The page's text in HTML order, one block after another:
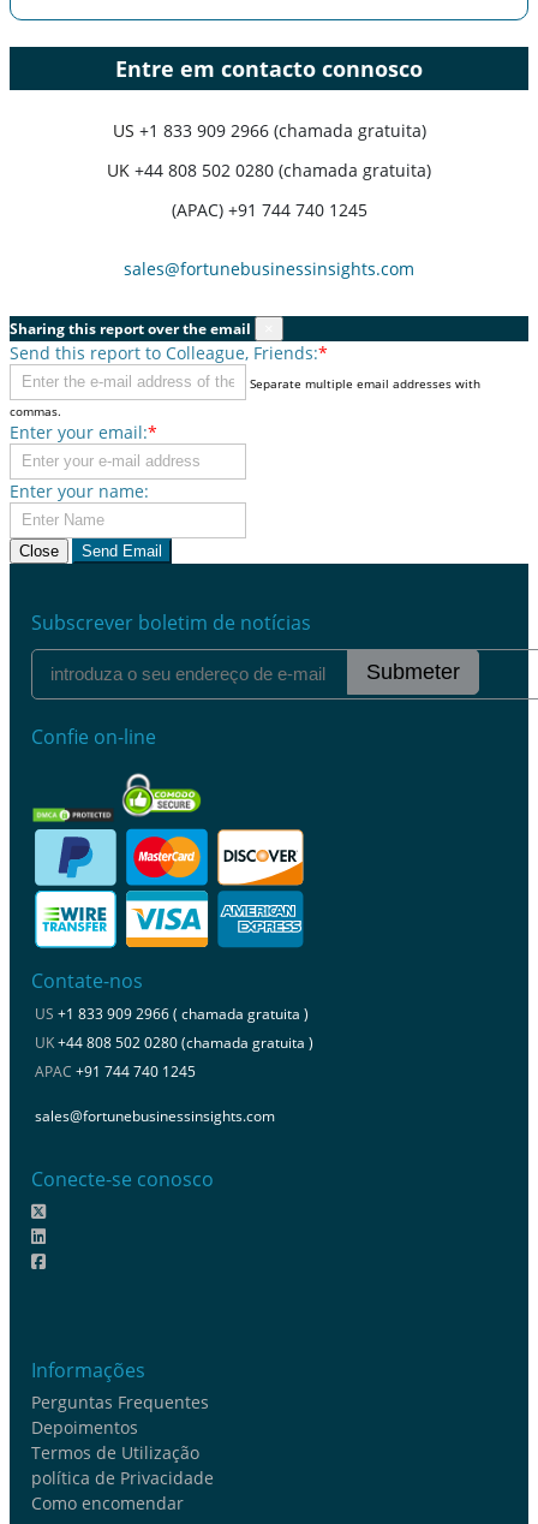
Entre em contacto connosco
US +1 833 909 2966 (chamada gratuita)
UK +44 808 502 0280 (chamada gratuita)
(APAC) +91 744 740 1245
sales@fortunebusinessinsights.com
Sharing this report over the email
Send this report to Colleague, Friends:*
Separate multiple email addresses with
commas.
Enter your email:*
Enter your name:
Close Send Email
Subscrever boletim de notícias
Submeter
Confie on-line
Contate-nos
US +1 833 909 2966 ( chamada gratuita )
UK+44 808 502 0280 (chamada gratuita )
APAC +91 744 740 1245
sales@fortunebusinessinsights.com
Conecte-se conosco
Informações
Perguntas Frequentes
Depoimentos
Termos de Utilização
política de Privacidade
Como encomendar